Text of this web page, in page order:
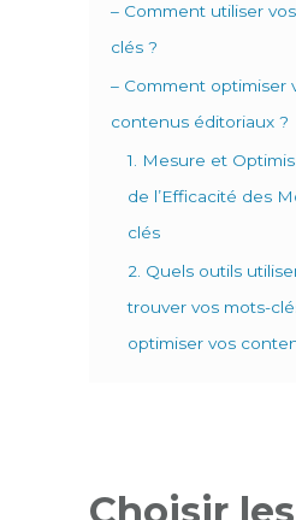
– Comment utiliser
clés ?
– Comment optimiser
contenus éditoriaux ?
1. Mesure et
de l’Efficacité des
clés
2. Quels outils
trouver vos mots-
optimiser vos